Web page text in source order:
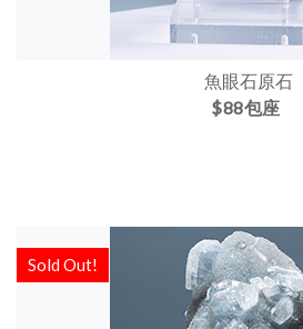
魚眼石原石
$88包座
Sold Out!